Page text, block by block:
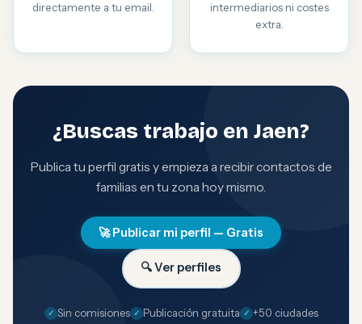
directamente a tu email.
intermediarios ni costes
extra.
¿Buscas trabajo en Jaen?
Publica tu perfil gratis y empieza a recibir contactos de
familias en tu zona hoy mismo.
🚀 Publicar mi perfil — Gratis
🔍 Ver perfiles
Sin comisiones Publicación gratuita
+50 ciudades